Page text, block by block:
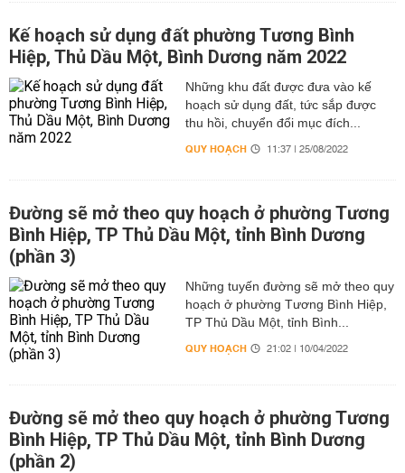
Kế hoạch sử dụng đất phường Tương Bình
Hiệp, Thủ Dầu Một, Bình Dương năm 2022
Những khu đất được đưa vào kế
hoạch sử dụng đất, tức sắp được
thu hồi, chuyển đổi mục đích...
QUY HOẠCH 11:37 | 25/08/2022
Đường sẽ mở theo quy hoạch ở phường Tương
Bình Hiệp, TP Thủ Dầu Một, tỉnh Bình Dương
(phần 3)
Những tuyến đường sẽ mở theo quy
hoạch ở phường Tương Bình Hiệp,
TP Thủ Dầu Một, tỉnh Bình...
QUY HOẠCH 21:02 | 10/04/2022
Đường sẽ mở theo quy hoạch ở phường Tương
Bình Hiệp, TP Thủ Dầu Một, tỉnh Bình Dương
(phần 2)